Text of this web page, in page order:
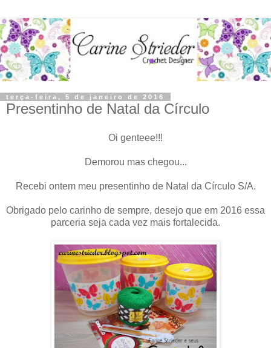
terça-feira, 5 de janeiro de 2016
Presentinho de Natal da Círculo
Oi genteee!!!
Demorou mas chegou...
Recebi ontem meu presentinho de Natal da Círculo S/A.
Obrigado pelo carinho de sempre, desejo que em 2016 essa
parceria seja cada vez mais fortalecida.